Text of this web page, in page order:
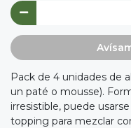
correo
por
Pack de 4 unidades de
un paté o mousse).
irresistible, puede
topping para mezclar